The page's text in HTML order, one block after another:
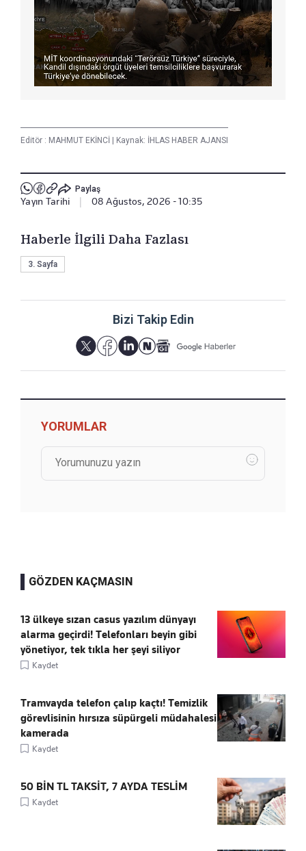
Editör : MAHMUT EKİNCİ | Kaynak: İHLAS HABER AJANSI
Paylaş
Yayın Tarihi 08 Ağustos, 2026 - 10:35
Haberle İlgili Daha Fazlası
3. Sayfa
Bizi Takip Edin
YORUMLAR
GÖZDEN KAÇMASIN
13 ülkeye sızan casus yazılım dünyayı
alarma geçirdi! Telefonları beyin gibi
yönetiyor, tek tıkla her şeyi siliyor
Kaydet
Tramvayda telefon çalıp kaçtı! Temizlik
görevlisinin hırsıza süpürgeli müdahalesi
kamerada
Kaydet
50 BİN TL TAKSİT, 7 AYDA TESLİM
Kaydet